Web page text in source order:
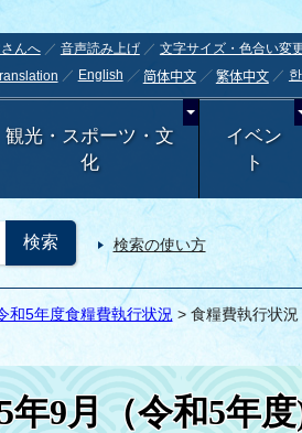
んへ 音声読み上げ 文字サイズ・色合い変
English 简体中文 繁体中文
観光・スポーツ・文
化
イベン
ト
検索の使い方
和5年度食糧費執行状況 > 食糧費執行状
9月（令和5年